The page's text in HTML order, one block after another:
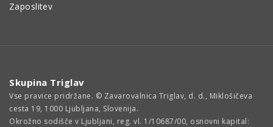
Zaposlitev
Skupina Triglav
Vse pravice pridržane. © Zavarovalnica Triglav, d. d., Miklošičeva
cesta 19, 1000 Ljubljana, Slovenija.
Okrožno sodišče v Ljubljani, reg. vl. 1/10687/00, osnovni kapital: